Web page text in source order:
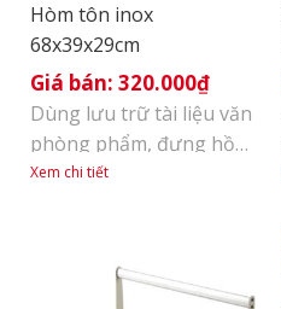
Hòm tôn inox
68x39x29cm
320.000₫
Dùng lưu trữ tài liệu văn
phòng phẩm, đựng hồ
sơ, sổ sách kế toán thuế
đựng đồ chứng từ trong
các ngân hàng. Dùng
Xem chi tiết